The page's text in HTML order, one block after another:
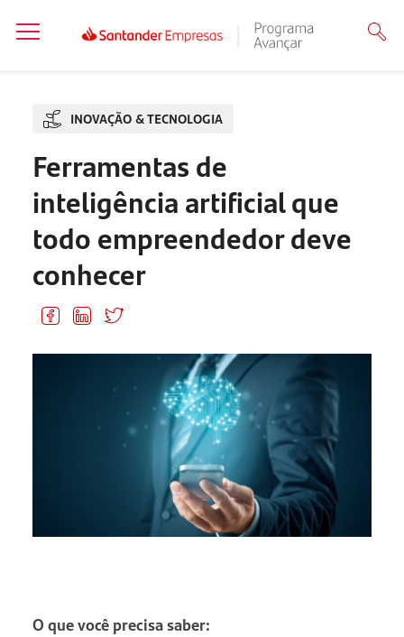
INOVAÇÃO & TECNOLOGIA
Ferramentas de
inteligência artificial que
todo empreendedor deve
conhecer
O que você precisa saber: